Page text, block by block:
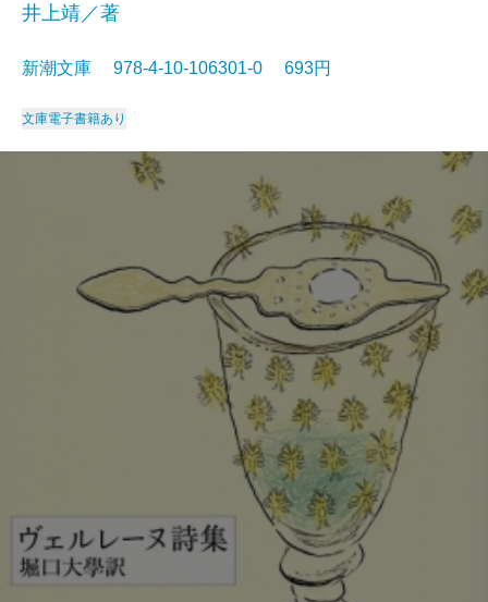
井上靖／著
新潮文庫 978-4-10-106301-0 693円
文庫電子書籍あり